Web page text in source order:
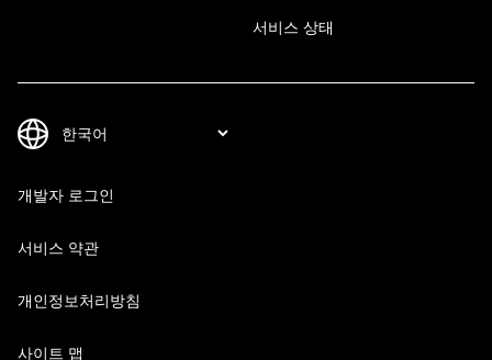
서비스 상태
개발자 로그인
서비스 약관
개인정보처리방침
사이트 맵